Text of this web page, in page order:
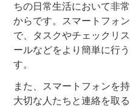
ちの日常生活において非
からです。スマートフォ
で、タスクやチェックリ
ールなどをより簡単に行
す。
また、スマートフォンを
大切な人たちと連絡を取